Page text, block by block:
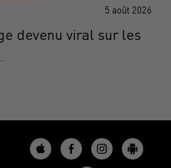
5 août 2026
devenu viral sur les